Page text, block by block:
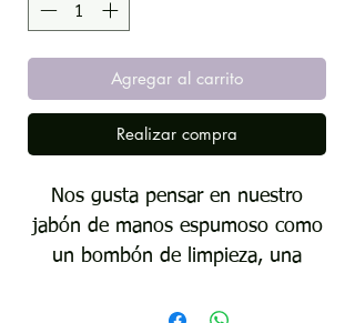
Agregar al carrito
Realizar compra
Nos gusta pensar en nuestro
jabón de manos espumoso como
un bombón de limpieza, una
razón para lavarnos las manos